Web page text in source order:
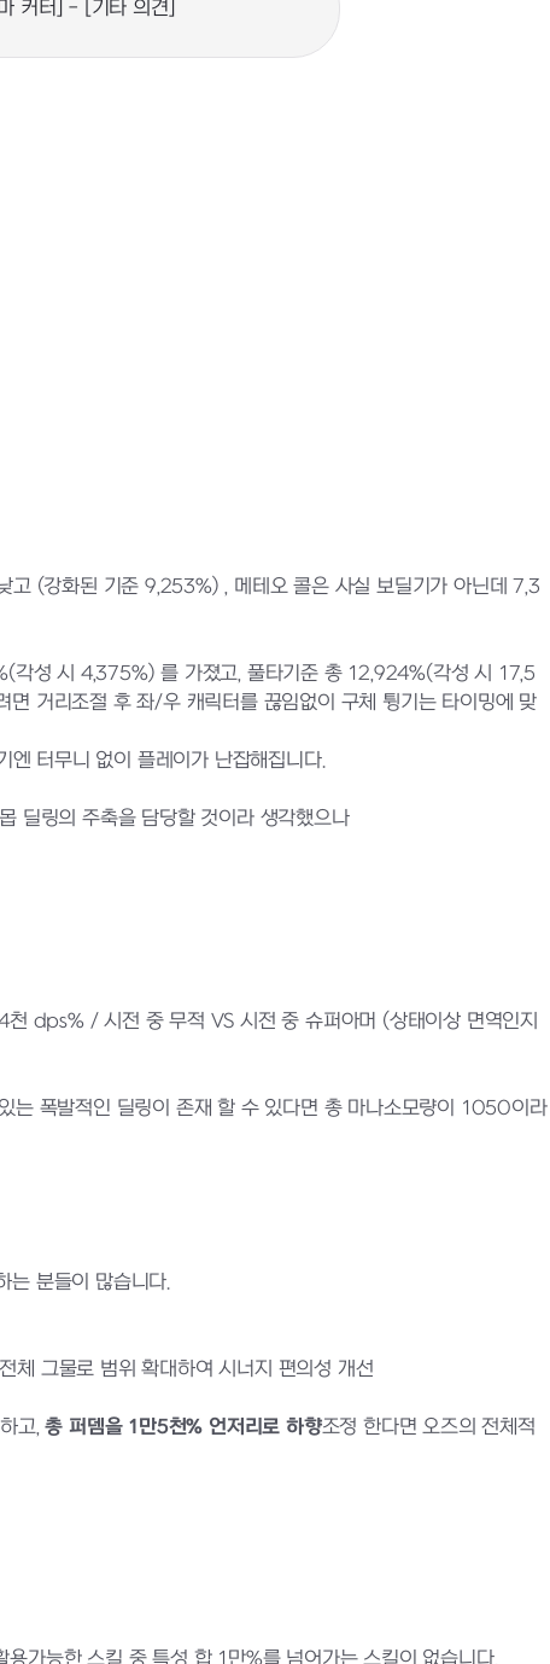
커터] - [기타 의견]
고 (강화된 기준 9,253%) , 메테오 콜은 사실 보딜기가 아닌데 7,3
각성 시 4,375%) 를 가졌고, 풀타기준 총 12,924%(각성 시 17,5
거리조절 후 좌/우 캐릭터를 끊임없이 구체 튕기는 타이밍에 맞
엔 터무니 없이 플레이가 난잡해집니다.
딜링의 주축을 담당할 것이라 생각했으나
dps% / 시전 중 무적 VS 시전 중 슈퍼아머 (상태이상 면역인지
는 폭발적인 딜링이 존재 할 수 있다면 총 마나소모량이 1050이라
는 분들이 많습니다.
체 그물로 범위 확대하여 시너지 편의성 개선
고, 총 퍼뎀을 1만5천% 언저리로 하향조정 한다면 오즈의 전체적
가능한 스킬 중 특성 합 1만%를 넘어가는 스킬이 없습니다.